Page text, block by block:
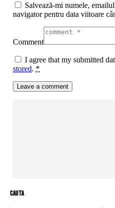
Salvează-mi numele,
navigator pentru data viitoare
Comment
I agree that my submitted
stored. *
cauta